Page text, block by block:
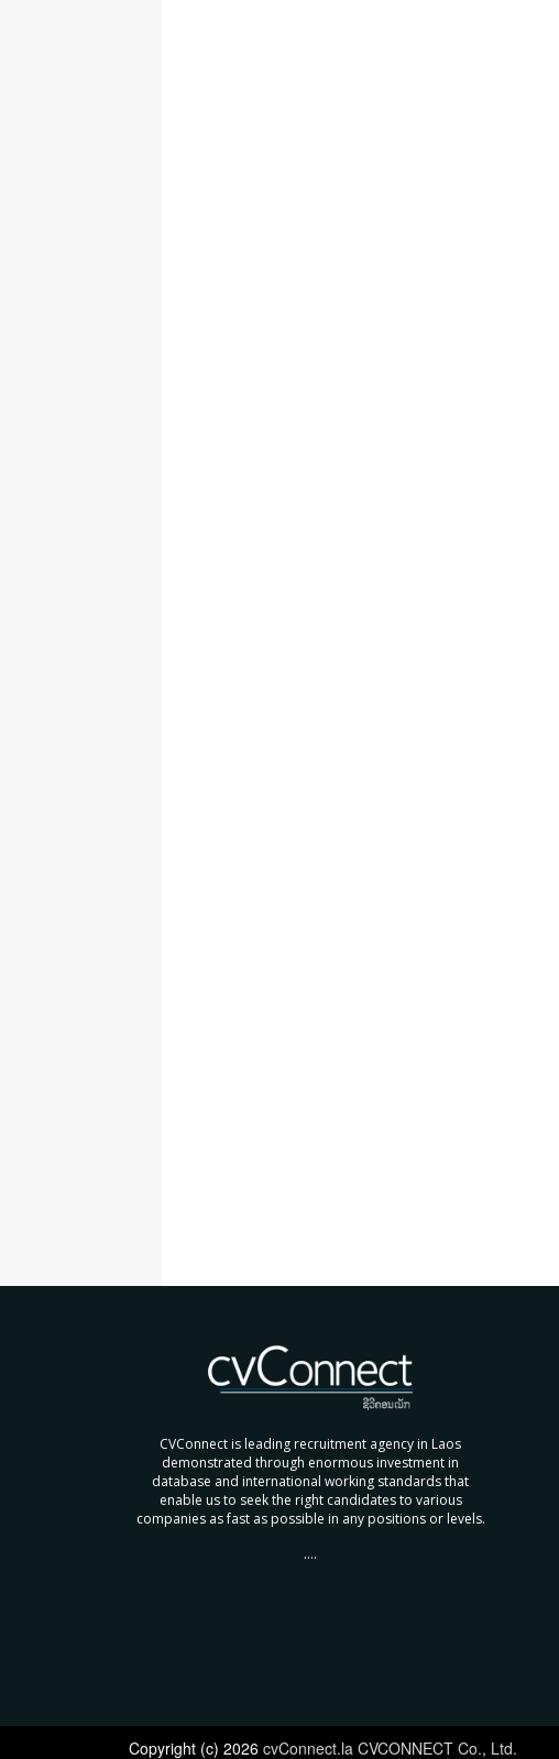
CVConnect is leading recruitment agency in Laos
demonstrated through enormous investment in
database and international working standards that
enable us to seek the right candidates to various
companies as fast as possible in any positions or levels.
....
Copyright (c) 2026 cvConnect.la CVCONNECT Co., Ltd.